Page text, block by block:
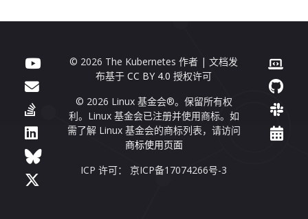
© 2026 The Kubernetes 作者 | 文档发
布基于CC BY 4.0 授权许可
© 2026 Linux 基金会®。保留所有权
利。Linux 基金会已注册并使用商标。如
需了解 Linux 基金会的商标列表，请访问
商标使用页面
ICP 许可： 京ICP备17074266号-3